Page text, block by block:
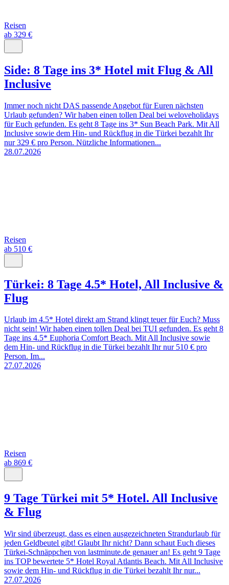
Reisen
ab 329 €
Side: 8 Tage ins 3* Hotel mit Flug & All
Inclusive
Immer noch nicht DAS passende Angebot für Euren nächsten
Urlaub gefunden? Wir haben einen tollen Deal bei weloveholidays
für Euch gefunden. Es geht 8 Tage ins 3* Sun Beach Park. Mit All
Inclusive sowie dem Hin- und Rückflug in die Türkei bezahlt Ihr
nur 329 € pro Person. Nützliche Informationen...
28.07.2026
Reisen
ab 510 €
Türkei: 8 Tage 4.5* Hotel, All Inclusive &
Flug
Urlaub im 4.5* Hotel direkt am Strand klingt teuer für Euch? Muss
nicht sein! Wir haben einen tollen Deal bei TUI gefunden. Es geht 8
Tage ins 4.5* Euphoria Comfort Beach. Mit All Inclusive sowie
dem Hin- und Rückflug in die Türkei bezahlt Ihr nur 510 € pro
Person. Im...
27.07.2026
Reisen
ab 869 €
9 Tage Türkei mit 5* Hotel. All Inclusive
& Flug
Wir sind überzeugt, dass es einen ausgezeichneten Strandurlaub für
jeden Geldbeutel gibt! Glaubt Ihr nicht? Dann schaut Euch dieses
Türkei-Schnäppchen von lastminute.de genauer an! Es geht 9 Tage
ins TOP bewertete 5* Hotel Royal Atlantis Beach. Mit All Inclusive
sowie dem Hin- und Rückflug in die Türkei bezahlt Ihr nur...
27.07.2026